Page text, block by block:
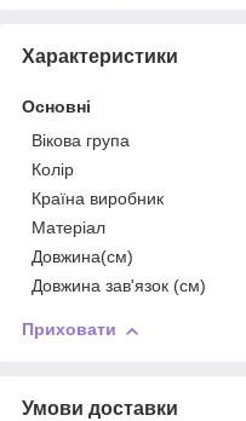
Характеристики
Основні
Вікова група
Колір
Країна виробник
Матеріал
Довжина(см)
Довжина зав'язок (см)
Приховати
Умови доставки